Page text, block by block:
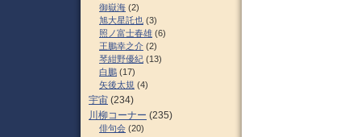
御嶽海 (2)
旭大星託也 (3)
照ノ富士春雄 (6)
王鵬幸之介 (2)
琴紺野優紀 (13)
白鵬 (17)
矢後太規 (4)
宇宙 (234)
川柳コーナー (235)
俳句会 (20)